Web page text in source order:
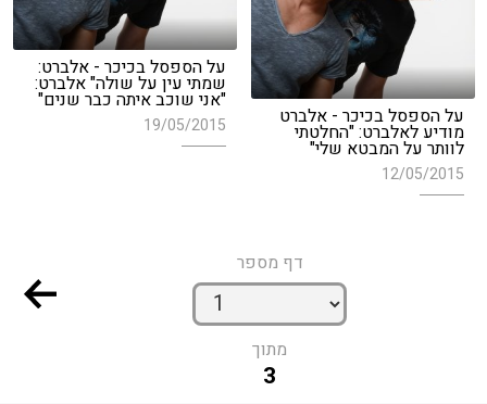
על הספסל בכיכר - אלברט:
שמתי עין על שולה" אלברט:
"אני שוכב איתה כבר שנים"
19/05/2015 על הספסל בכיכר - אלברט
מודיע לאלברט: "החלטתי
לוותר על המבטא שלי"
12/05/2015
דף מספר
מתוך
3